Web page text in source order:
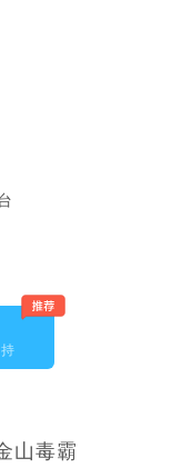
山毒霸